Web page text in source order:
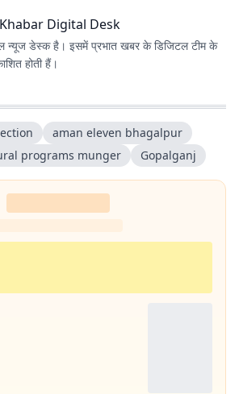
Digital Desk
न्यूज डेस्क है। इसमें प्रभात खबर के डिजिटल टीम के
होती हैं।
aman eleven bhagalpur
programs munger Gopalganj